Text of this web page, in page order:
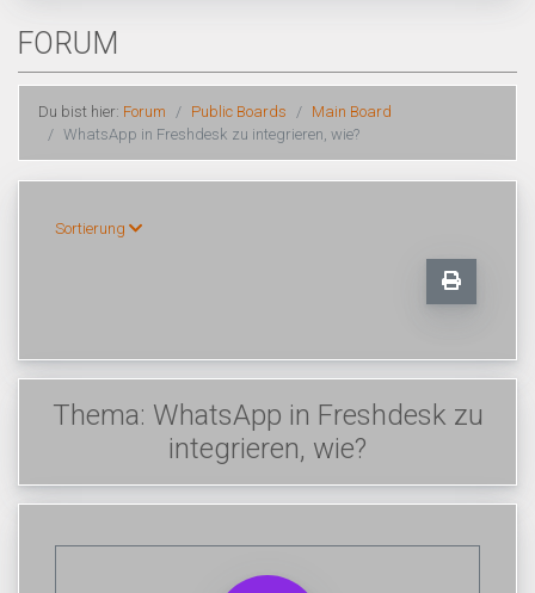
FORUM
Du bist hier: Forum Public Boards
Main Board
WhatsApp in Freshdesk zu integrieren, wie?
Sortierung
Thema: WhatsApp in Freshdesk zu
integrieren, wie?